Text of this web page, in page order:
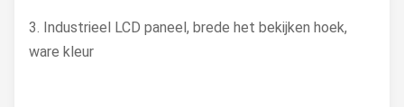
3. Industrieel LCD paneel, brede het bekijken hoek,
ware kleur